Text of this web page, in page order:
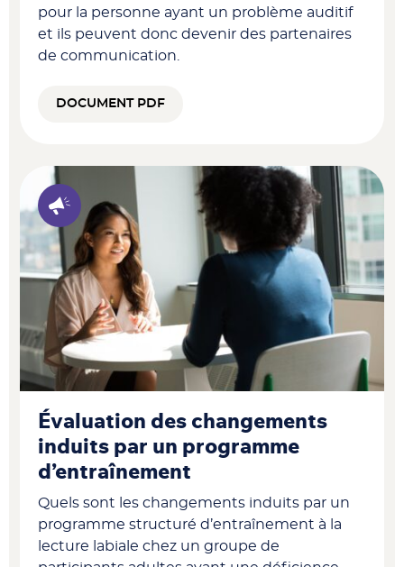
pour la personne ayant un problème auditif
et ils peuvent donc devenir des partenaires
de communication.
DOCUMENT PDF
Évaluation des changements
induits par un programme
d’entraînement
Quels sont les changements induits par un
programme structuré d’entraînement à la
lecture labiale chez un groupe de